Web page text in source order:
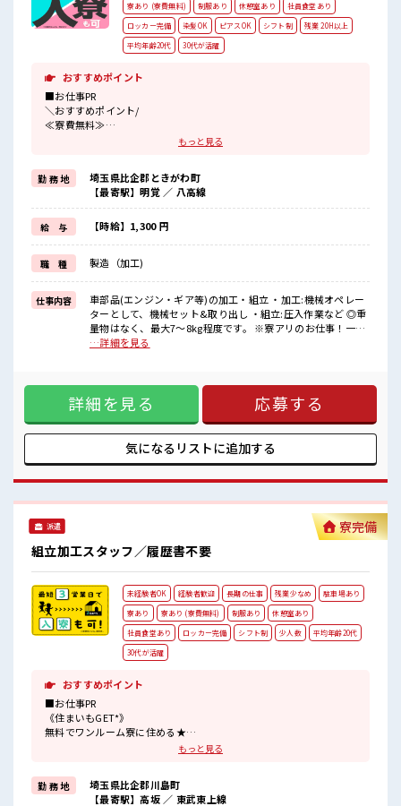
寮あり (寮費無料)
制服あり 休憩室あり
社員食堂あり
ロッカー完備
染髪OK ピアスOK シフト制
残業 20H以上
平均年齢20代
30代が活躍
おすすめポイント
■お仕事PR
＼おすすめポイント/
≪寮費無料≫
家電付きだから今スグ始めやすい！
ほどよい残業で収入UP目指せます！
≪幅広い年齢層の方が活躍中≫
未経験でも安心してはじめられる！
≪ウレシイ食堂あり≫
ご飯を用意する必要なし♪
スーパー・コンビニも近くにあります。
≪基本土日休み≫
オンオフつけやすくて無理なく働けます☆
≪髪色・髪型自由≫
明るすぎたり奇抜でなければ基本的に自由！
≪休憩室アリ≫
ロッカーと更衣室もあるから、
勤務以外の時間もカイテキに過ごせる♪
幅広い年齢層の方が活躍中☆
残業あるからしっかり稼げる！
皆勤手当もあり◎食堂あるから毎日のモチベーションUP♪
更衣室&ロッカー付き休憩室あり！
派手すぎなければ多少のヘアカラー基本地自由♪
#ryo
もっと見る
勤 務 地
埼玉県比企郡ときがわ町
【最寄駅】明覚 ／ 八高線
給 与 【時給】1,300 円
職 種 製造（加工)
仕事内容
車部品(エンジン・ギア等)の加工・組立 ・加工:機械オペレー
ターとして、機械セット&取り出し ・組立:圧入作業など ◎重
量物はなく、最大7～8kg程度です。 ※寮アリのお仕事！一人
暮らしスタートにもピッタリ♪ ■お仕事PR ＼おすすめポイン
齢層の方が活躍中≫ 未経験でも安心してはじめられる！ ≪ウ
レシイ食堂あり≫ ご飯を用意する必要なし♪ スーパー・コン
ビニも近くにあります。 ≪基本土日休み≫ オンオフつけやす
くて無理なく働けます☆ ≪髪色・髪型自由≫ 明るすぎたり奇
抜でなければ基本的に自由！ ≪休憩室アリ≫ ロッカーと更衣
室もあるから、 勤務以外の時間もカイテキに過ごせる♪ ■職
り稼げる！ 皆勤手当もあり◎食堂あるから毎日のモチベーシ
ョンUP♪ 更衣室&ロッカー付き休憩室あり！ 派手すぎなけれ
…詳細を見る
詳細を見る 応募する
気になるリストに追加する
派遣
組立加工スタッフ／履歴書不要
寮完備
未経験者OK 経験者歓迎 長期の仕事 残業少なめ
駐車場あり
寮あり
寮あり (寮費無料) 制服あり
休憩室あり
社員食堂あり
ロッカー完備 シフト制 少人数
平均年齢20代
30代が活躍
おすすめポイント
■お仕事PR
《住まいもGET*》
無料でワンルーム寮に住める★
家電付きなので手ぶらで引っ越しOK！
1人立ち出来るようになるまで、
しっかり先輩がサポート！
もっと見る
勤 務 地
埼玉県比企郡川島町
【最寄駅】高坂 ／ 東武東上線